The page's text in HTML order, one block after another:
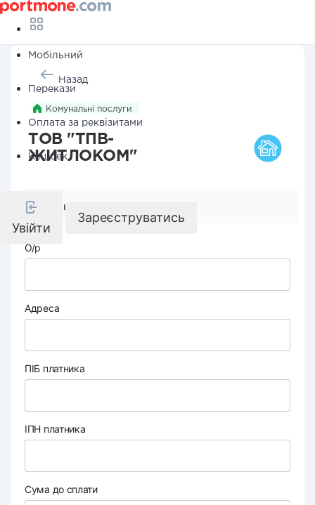
Мобільний
Перекази
Оплата за реквізитами
Кешбек
Увійти
Зареєструватись
Назад
Комунальні послуги
ТОВ "ТПВ-
ЖИТЛОКОМ"
Реквізити компанії
О/р
Адреса
ПІБ платника
ІПН платника
Сума до сплати